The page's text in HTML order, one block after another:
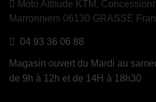
Moto Attitude KTM,
Marronniers 06130 GRASSE
04 93 36 06 88
Magasin ouvert du Mardi au
de 9h à 12h et de 14H à 18h30